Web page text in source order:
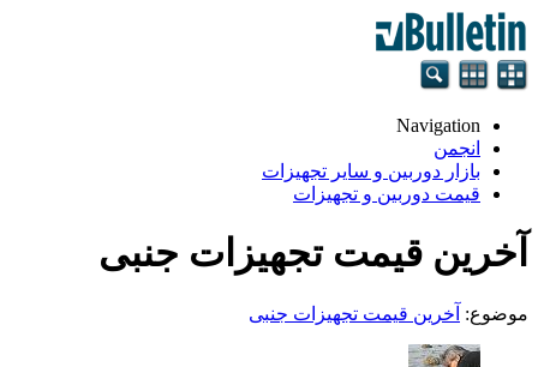
Navigation
انجمن
بازار دوربین و سایر تجهیزات
قیمت دوربین و تجهیزات
آخرین قیمت تجهیزات جنبی
موضوع: آخرین قیمت تجهیزات جنبی